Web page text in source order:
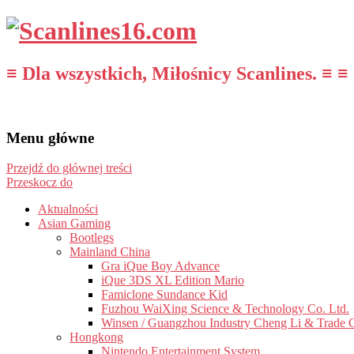
≡ Dla wszystkich, Miłośnicy Scanlines. ≡ ≡
Menu główne
Przejdź do głównej treści
Przeskocz do
Aktualności
Asian Gaming
Bootlegs
Mainland China
Gra iQue Boy Advance
iQue 3DS XL Edition Mario
Famiclone Sundance Kid
Fuzhou WaiXing Science & Technology Co. Ltd.
Winsen / Guangzhou Industry Cheng Li & Trade
Hongkong